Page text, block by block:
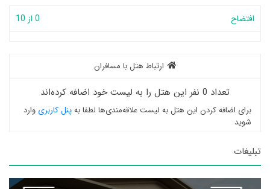
افتضاح 0 از 10
ارتباط هتل با مسافران
تعداد 0 نفر این هتل را به لیست خود اضافه کرده‌اند
برای اضافه کردن این هتل به لیست علاقه‌مندی‌ها لطفا بهپنل کاربری وارد
شوید
تبلیغات